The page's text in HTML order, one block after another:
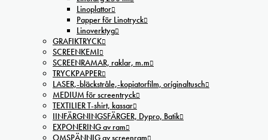
Linoplattor
Papper för Linotryck
Linoverktyg
GRAFIKTRYCK
SCREENKEMI
SCREENRAMAR, raklar, m.m
TRYCKPAPPER
LASER,-bläckstråle,-kopiatorfilm, oríginaltusch
MEDIUM för screentryck
TEXTILIER T-shirt, kassar
IINFÄRGNINGSFÄRGER, Dypro, Batik
EXPONERING av ram
OMSPÄNNIG av screenram